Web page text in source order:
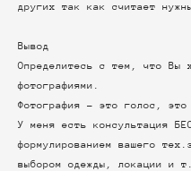
других так как считает
Вывод
Определитесь с тем, что Вы
фотографиями.
Фотография - это голос, это
У меня есть консультация
формулированием вашего
выбором одежды, локации и